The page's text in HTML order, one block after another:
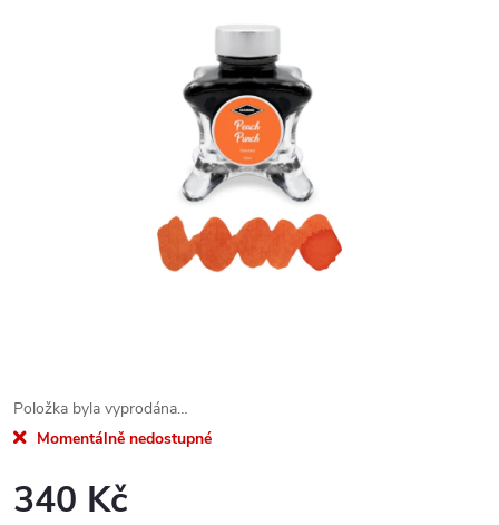
Položka byla vyprodána…
Momentálně nedostupné
340 Kč